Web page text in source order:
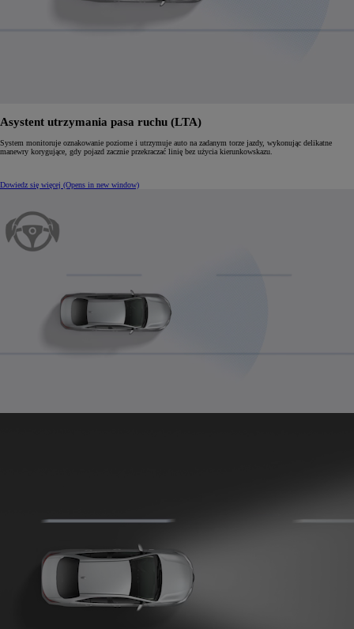
Asystent utrzymania pasa ruchu (LTA)
System monitoruje oznakowanie poziome i utrzymuje auto na zadanym torze jazdy, wykonując delikatne
manewry korygujące, gdy pojazd zacznie przekraczać linię bez użycia kierunkowskazu.
Dowiedz się więcej (Opens in new window)